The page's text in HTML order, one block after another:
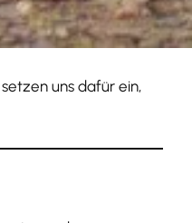
uns dafür ein,